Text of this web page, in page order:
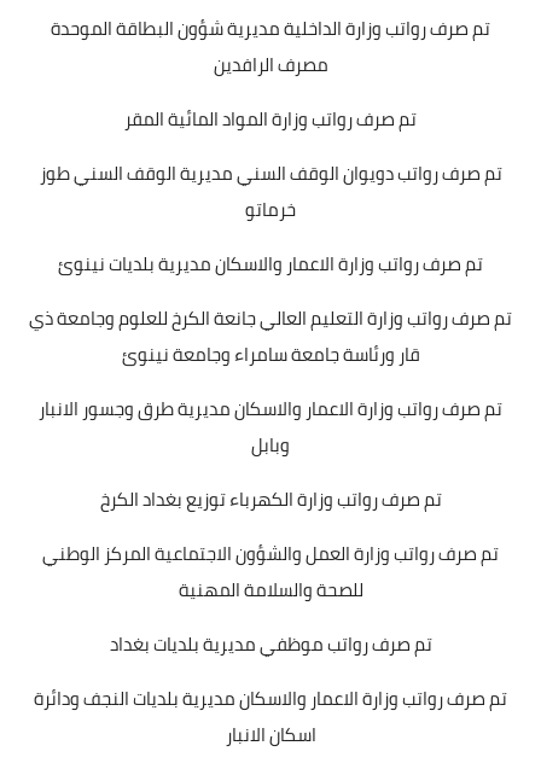
تم صرف رواتب وزارة الداخلية مديرية شؤون البطاقة الموحدة
مصرف الرافدين
تم صرف رواتب وزارة المواد المائية المقر
تم صرف رواتب دويوان الوقف السني مديرية الوقف السني طوز
خرماتو
تم صرف رواتب وزارة الاعمار والاسكان مديرية بلديات نينوئ
تم صرف رواتب وزارة التعليم العالي جانعة الكرخ للعلوم وجامعة ذي
قار ورئاسة جامعة سامراء وجامعة نينوئ
تم صرف رواتب وزارة الاعمار والاسكان مديرية طرق وجسور الانبار
وبابل
تم صرف رواتب وزارة الكهرباء توزيع بغداد الكرخ
تم صرف رواتب وزارة العمل والشؤون الاجتماعية المركز الوطني
للصحة والسلامة المهنية
تم صرف رواتب موظفي مديرية بلديات بغداد
تم صرف رواتب وزارة الاعمار والاسكان مديرية بلديات النجف ودائرة
اسكان الانبار